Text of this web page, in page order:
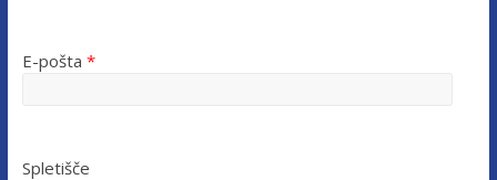
E-pošta *
Spletišče